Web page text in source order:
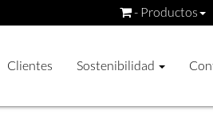
- Productos
Clientes Sostenibilidad